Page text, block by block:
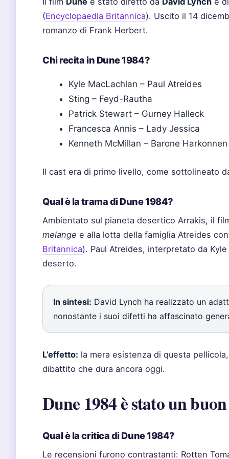
(Encyclopaedia Britannica). Uscito il 14
romanzo di Frank Herbert.
Chi recita in Dune 1984?
Kyle MacLachlan – Paul Atreides
Sting – Feyd-Rautha
Patrick Stewart – Gurney Halleck
Francesca Annis – Lady Jessica
Kenneth McMillan – Barone Harkonnen
Il cast era di primo livello, come sottolineato
Qual è la trama di Dune 1984?
Ambientato sul pianeta desertico Arrakis, il
melange e alla lotta della famiglia Atreides
Britannica). Paul Atreides, interpretato da
deserto.
In sintesi: David Lynch ha realizzato un
nonostante i suoi difetti ha affascinato
L’effetto: la mera esistenza di questa
dibattito che dura ancora oggi.
Dune 1984 è stato un
Qual è la critica di Dune 1984?
Le recensioni furono contrastanti: Rotten